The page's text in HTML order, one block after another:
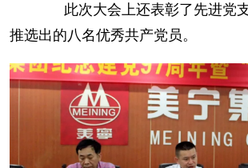
此次大会上还表彰了先进党
推选出的八名优秀共产党员。